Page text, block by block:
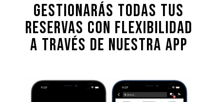
Gestionarás todas tus
reservas con flexibilidad
a través de nuestra App